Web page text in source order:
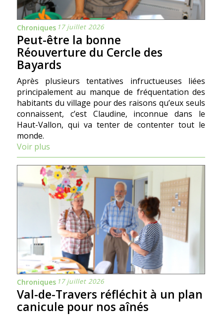
Chroniques 17 juillet 2026
Peut-être la bonne
Réouverture du Cercle des
Bayards
Après plusieurs tentatives infructueuses liées
principalement au manque de fréquentation des
habitants du village pour des raisons qu’eux seuls
connaissent, c’est Claudine, inconnue dans le
Haut-Vallon, qui va tenter de contenter tout le
monde.
Voir plus
Chroniques 17 juillet 2026
Val-de-Travers réfléchit à un plan
canicule pour nos aînés